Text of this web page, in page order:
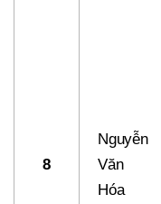
8
Nguyễn
Văn
Hóa